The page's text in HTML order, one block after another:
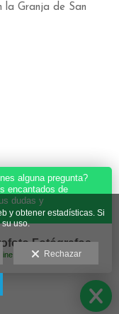
la Granja de San
y obtener estadísticas. Si
uso.
Rechazar
alguna pregunta?
encantados de
dudas y
Fotógrafos